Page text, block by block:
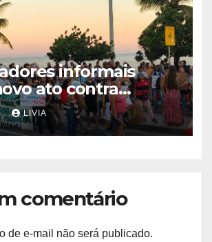
informais
ato contra
Tolerância Zero
LIVIA
comentário
de e-mail não será publicado.